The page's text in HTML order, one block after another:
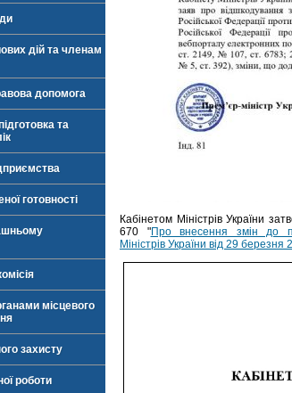
дій та членам
допомога
та
готовності
місцевого
захисту
роботи
Кабінетом Міністрів України
670 "Про внесення змін до
Міністрів України від 29